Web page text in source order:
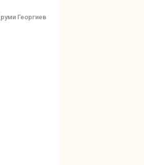
Георгиев